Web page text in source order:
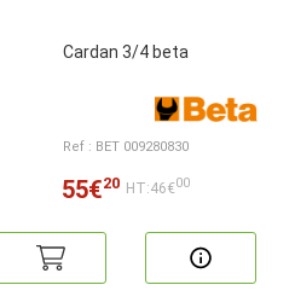
Cardan 3/4 beta
Ref : BET 009280830
55€20 HT:46€00